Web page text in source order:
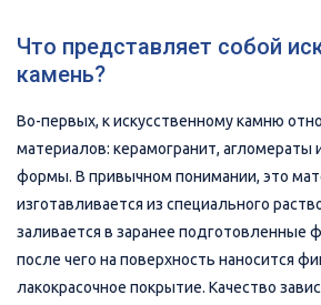
Что представляет собой
камень?
Во-первых, к искусственному камню
материалов: керамогранит, агломераты
формы. В привычном понимании, это
изготавливается из специального
заливается в заранее подготовленные
после чего на поверхность наносится
лакокрасочное покрытие. Качество